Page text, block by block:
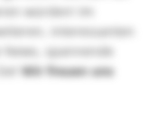
würden! Im
interessanten
spannende
Wir freuen uns